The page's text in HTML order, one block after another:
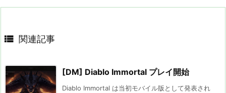
 関連記事
[DM] Diablo Immortal プレイ開始
Diablo Immortal は当初モバイル版として発表され